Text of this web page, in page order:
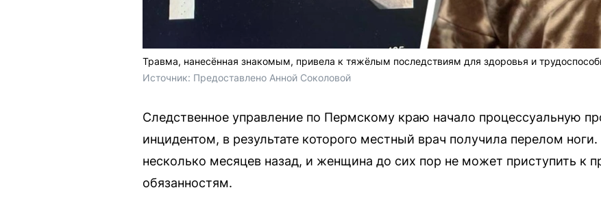
Травма, нанесённая знакомым, привела к тяжёлым последствиям для здоровья и
Источник: Предоставлено Анной Соколовой
Следственное управление по Пермскому краю начало процессуальную
инцидентом, в результате которого местный врач получила перелом
несколько месяцев назад, и женщина до сих пор не может приступить к
обязанностям.